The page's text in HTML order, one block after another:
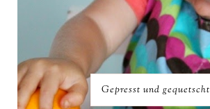
Gepresst und gequetscht